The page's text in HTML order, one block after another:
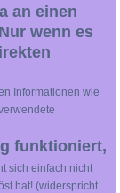
an einen
wenn es
Informationen wie
funktioniert,
sich einfach nicht
hat! (widerspricht